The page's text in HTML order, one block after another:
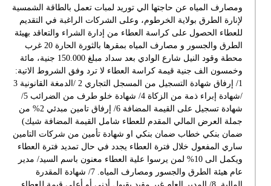
ومصارف المياه عن حاجتها الي توريد لمبات تعمل بالطاقة الشمسية
لإنارة الطرق بولاية الخرطوم، وعلى الشركات الراغبة في التقديم
للعطاء الحصول على كراسة العطاء من إدارة الشراء والتعاقد بهيئة
الطرق والجسور و مصارف المياه بمقرها بالثورة الحارة 20 غرب
محطة وقود النيل شارع الوادي بعد سداد مبلغ 150.000 جنية، مائة
وخمسون الف جنية قيمة كراسة العطاء لا ترد وفق الشروط الاتية:
1/ إرفاق شهادة التسجيل من المسجل التجاري 2 /الدمغة القانونية 3
/شهادة إبراء ذمة من الزكاة 4/ شهادة خلو طرف من الضرائب 5/
شهادة تسجيل على القيمة المضافة 6/ إرفاق تامين مبدئي 2% من
جملة العرض المالي المقدم للعطاء شامل القيمة المضافة شيك)
ضمان بنكي خطاب ضمان بنكي او شهادة تأمين من شركات التامين
ساري المفعول خلال فترة العطاء يجدد في حال تمديد فترة العطاء
ويكمل الى 10% لمن يرسوا علية العطاء معنون باسم السيد/ مدير
عام هيئة الطرق والجسور ومصارف المياه. 7/ شهادة المقدرة